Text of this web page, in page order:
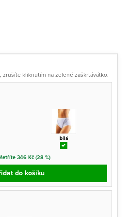
zrušíte kliknutím na zelené zaškrtávátko.
bílá
346 Kč (28 %)
do košíku